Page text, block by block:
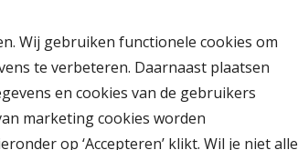
Wij gebruiken functionele cookies om
te verbeteren. Daarnaast plaatsen
en cookies van de gebruikers
marketing cookies worden
op ‘Accepteren’ klikt. Wil je niet alle